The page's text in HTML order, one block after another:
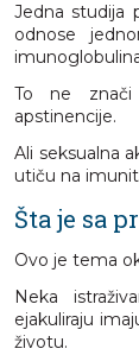
Jedna studija
odnose
To ne
apstinencije.
Ali seksualna
utiču na
Šta je sa
Ovo je tema
Neka
ejakuliraju
životu.